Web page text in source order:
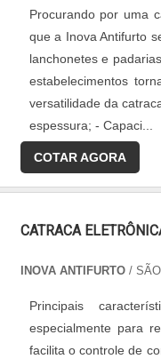
Procurando por uma
que a Inova Antifurto
lanchonetes e
estabelecimentos
versatilidade da
espessura; - Capaci...
COTAR AGORA
CATRACA
INOVA ANTIFURTO /
Principais
especialmente para
facilita o controle de